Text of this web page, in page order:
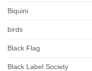
Biquini
birds
Black Flag
Black Label Society